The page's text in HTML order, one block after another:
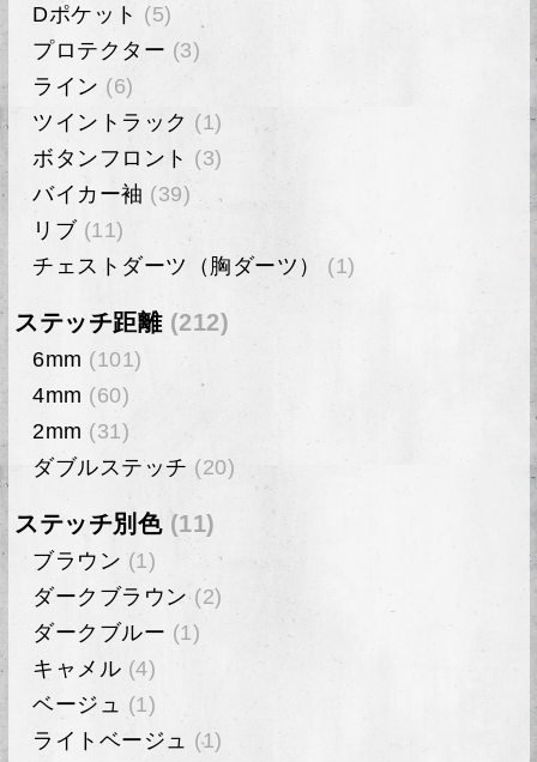
Dポケット (5)
プロテクター (3)
ライン (6)
ツイントラック (1)
ボタンフロント (3)
バイカー袖 (39)
リブ(11)
チェストダーツ（胸ダーツ）
(1)
ステッチ距離(212)
6mm (101)
4mm (60)
2mm (31)
ダブルステッチ (20)
ステッチ別色(11)
ブラウン (1)
ダークブラウン(2)
ダークブルー (1)
キャメル (4)
ベージュ (1)
ライトベージュ (1)